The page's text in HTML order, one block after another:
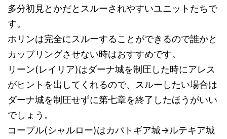
多分初見とかだとスルーされやすいユニットたちで
す。
ホリンは完全にスルーすることができるので誰かと
カップリングさせない時はおすすめです。
リーン(レイリア)はダーナ城を制圧した時にアレス
がヒントを出してくれるので、スルーしたい場合は
ダーナ城を制圧せずに第七章を終了したほうがいい
でしょう。
コープル(シャルロー)はカパトギア城→ルテキア城